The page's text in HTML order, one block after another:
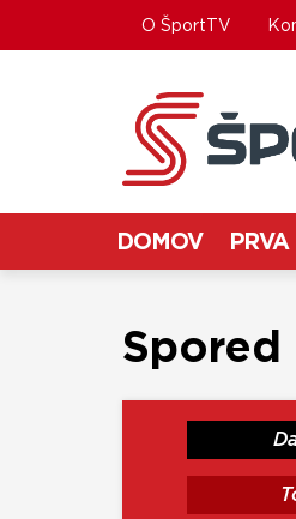
O ŠportTV
DOMOV
Spored